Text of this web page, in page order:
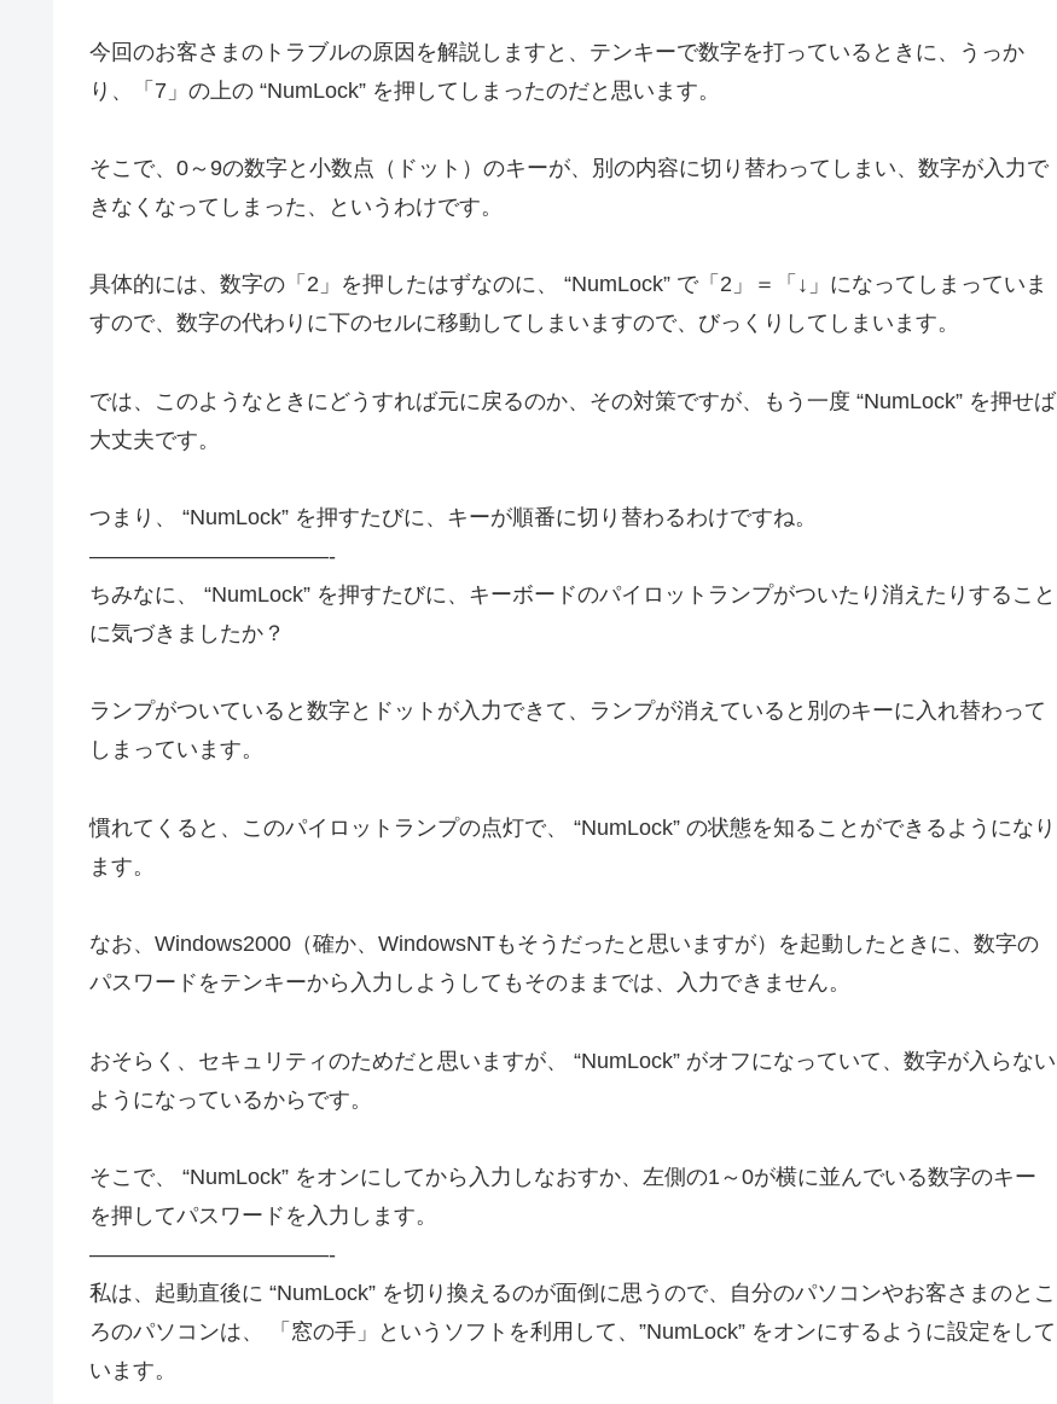
今回のお客さまのトラブルの原因を解説しますと、テンキーで数字を打っているときに、うっか
り、「7」の上の “NumLock” を押してしまったのだと思います。
そこで、0～9の数字と小数点（ドット）のキーが、別の内容に切り替わってしまい、数字が入力で
きなくなってしまった、というわけです。
具体的には、数字の「2」を押したはずなのに、 “NumLock” で「2」＝「↓」になってしまっていま
すので、数字の代わりに下のセルに移動してしまいますので、びっくりしてしまいます。
では、このようなときにどうすれば元に戻るのか、その対策ですが、もう一度 “NumLock” を押せば
大丈夫です。
つまり、 “NumLock” を押すたびに、キーが順番に切り替わるわけですね。
———————————-
ちみなに、 “NumLock” を押すたびに、キーボードのパイロットランプがついたり消えたりすること
に気づきましたか？
ランプがついていると数字とドットが入力できて、ランプが消えていると別のキーに入れ替わって
しまっています。
慣れてくると、このパイロットランプの点灯で、 “NumLock” の状態を知ることができるようになり
ます。
なお、Windows2000（確か、WindowsNTもそうだったと思いますが）を起動したときに、数字の
パスワードをテンキーから入力しようしてもそのままでは、入力できません。
おそらく、セキュリティのためだと思いますが、 “NumLock” がオフになっていて、数字が入らない
ようになっているからです。
そこで、 “NumLock” をオンにしてから入力しなおすか、左側の1～0が横に並んでいる数字のキー
を押してパスワードを入力します。
———————————-
私は、起動直後に “NumLock” を切り換えるのが面倒に思うので、自分のパソコンやお客さまのとこ
ろのパソコンは、 「窓の手」というソフトを利用して、”NumLock” をオンにするように設定をして
います。